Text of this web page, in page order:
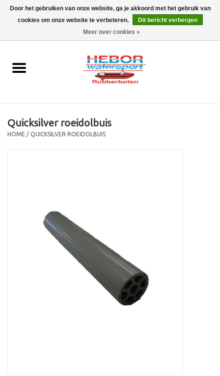
0 Artikelen - €0,00
Outboard
Trailer
Quicksilver roeidolbuis
HOME / QUICKSILVER ROEIDOLBUIS
Door het gebruiken van onze website, ga je akkoord met het gebruik van
cookies om onze website te verbeteren.
Dit bericht verbergen
Meer over cookies »